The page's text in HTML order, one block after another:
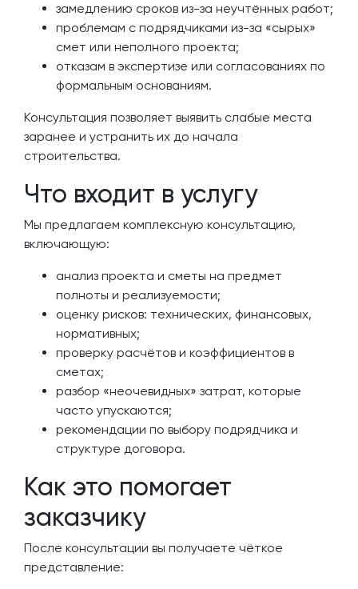
замедлению сроков из-за неучтённых работ;
проблемам с подрядчиками из-за «сырых»
смет или неполного проекта;
отказам в экспертизе или согласованиях по
формальным основаниям.
Консультация позволяет выявить слабые места
заранее и устранить их до начала
строительства.
Что входит в услугу
Мы предлагаем комплексную консультацию,
включающую:
анализ проекта и сметы на предмет
полноты и реализуемости;
оценку рисков: технических, финансовых,
нормативных;
проверку расчётов и коэффициентов в
сметах;
разбор «неочевидных» затрат, которые
часто упускаются;
рекомендации по выбору подрядчика и
структуре договора.
Как это помогает
заказчику
После консультации вы получаете чёткое
представление: